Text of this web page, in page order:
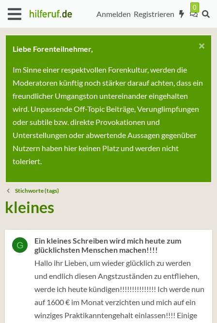
Anmelden Registrieren
Liebe Forenteilnehmer,
Im Sinne einer respektvollen Forenkultur, werden die
Moderatoren künftig noch stärker darauf achten, dass ein
freundlicher Umgangston untereinander eingehalten
wird. Unpassende Off-Topic Beiträge, Verunglimpfungen
oder subtile bzw. direkte Provokationen und
Unterstellungen oder abwertende Aussagen gegenüber
Nutzern haben hier keinen Platz und werden nicht
toleriert.
Stichworte (tags)
kleines
G
Ein kleines Schreiben wird mich heute zum
glücklichsten Menschen machen!!!!
Hallo ihr Lieben, um wieder glücklich zu werden
und endlich diesen Angstzuständen zu entfliehen,
werde ich heute kündigen!!!!!!!!!!!!!!! Ich werde nun
auf 1600 € im Monat verzichten und mich auf ein
winziges Praktikanntengehalt einlassen!!!! Einige